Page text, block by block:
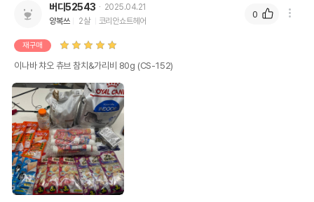
버디52543
2025.04.21
양복쓰
2살 코리안쇼트헤어
재구매
이나바 챠오 츄브 참치&가리비 80g (CS-152)
0